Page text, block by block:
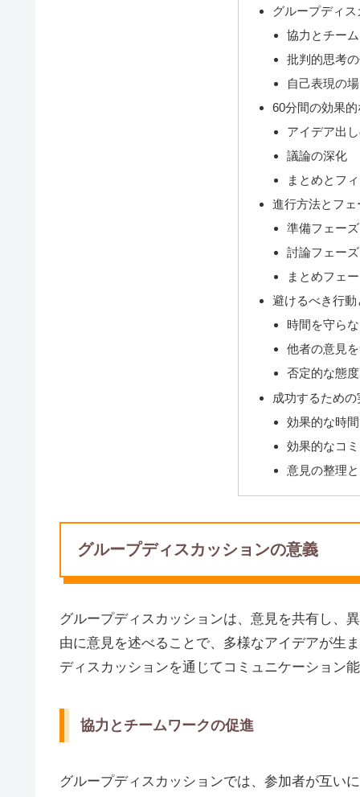
グループディ
協力とチー
批判的思考
自己表現の
60分間の効果
アイデア出
議論の深化
まとめとフ
進行方法とフ
準備フェーズ
討論フェーズ
まとめフェ
避けるべき行
時間を守ら
他者の意見
否定的な態
成功するため
効果的な時
効果的なコ
意見の整理
グループディスカッションの意義
グループディスカッションは、意見を共有し、
由に意見を述べることで、多様なアイデアが生
ディスカッションを通じてコミュニケーション
協力とチームワークの促進
グループディスカッションでは、参加者が互い